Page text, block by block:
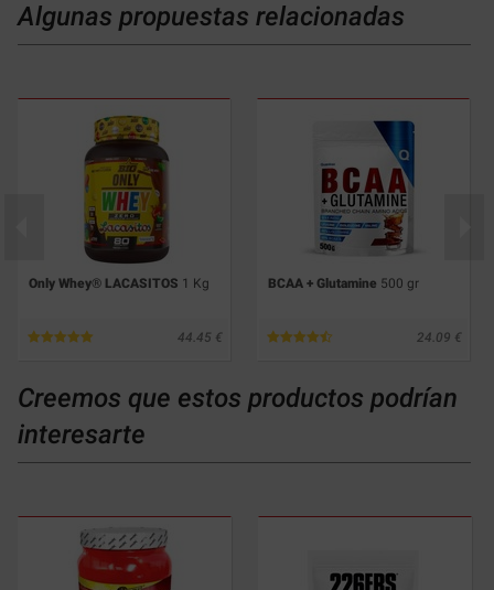
Algunas propuestas relacionadas
Only Whey® LACASITOS 1 Kg
44.45
BCAA + Glutamine 500 gr
24.09
Creemos que estos productos podrían
interesarte